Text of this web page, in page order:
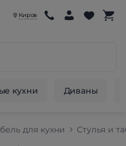
Киров
кухни Диваны
для кухни Стулья и